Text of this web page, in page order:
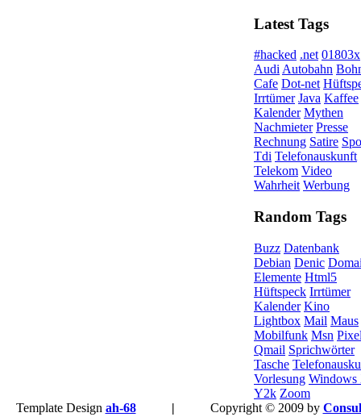
Latest Tags
#hacked .net 01803x
Audi Autobahn
Cafe Dot-net
Irrtümer Java Kaffee
Kalender Mythen
Nachmieter Presse
Rechnung Satire
Tdi Telefonauskunft
Telekom Video
Wahrheit Werbung
Random Tags
Buzz Datenbank
Debian Denic
Elemente Html5
Hüftspeck Irrtümer
Kalender Kino
Lightbox Mail Maus
Mobilfunk Msn
Qmail Sprichwörter
Tasche
Vorlesung Windows
Y2k Zoom
Template Design ah-68 | Copyright © 2009 by